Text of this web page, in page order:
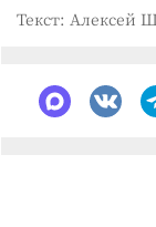
Текст: Алексей